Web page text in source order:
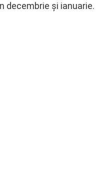
decembrie şi ianuarie.